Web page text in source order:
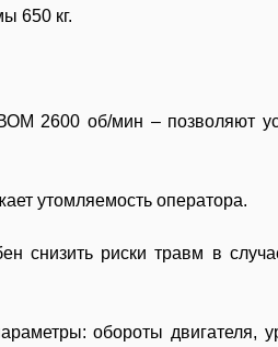
650 кг.
2600 об/мин – позволяют
утомляемость оператора.
снизить риски травм в
обороты